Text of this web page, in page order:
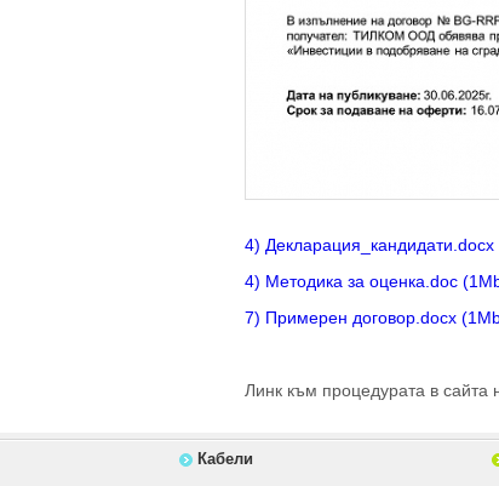
4) Декларация_кандидати.docx
4) Методика за оценка.doc
7) Примерен договор.docx
Линк към процедурата в
Кабели